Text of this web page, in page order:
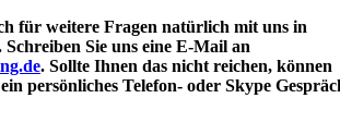
für weitere Fragen natürlich mit uns in
Sie uns eine E-Mail an
. Sollte Ihnen das nicht reichen, können
persönliches Telefon- oder Skype